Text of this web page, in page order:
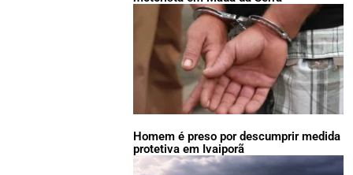
Homem é preso por descumprir medida
protetiva em Ivaiporã